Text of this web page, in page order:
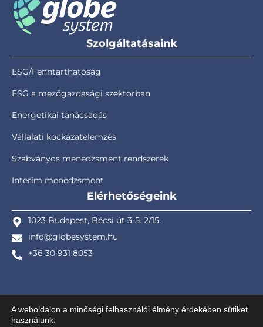
Szolgáltatásaink
ESG/Fenntarthatóság
ESG a mezőgazdasági szektorban
Energetikai tanácsadás
Vállalati kockázatelemzés
Szabványos menedzsment rendszerek
Interim menedzsment
Elérhetőségeink
1023 Budapest, Bécsi út 3-5. 2/15.
info@globesystem.hu
+36 30 931 8053
A weboldalon a minőségi felhasználói élmény érdekében sütiket
használunk.